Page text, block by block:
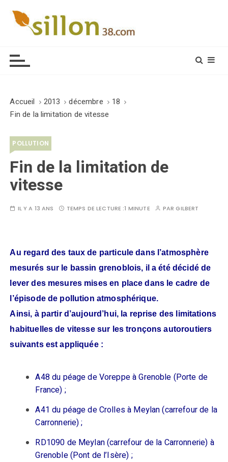
Accueil 2013 décembre
18
Fin de la limitation de vitesse
POLLUTION
Fin de la limitation de
vitesse
IL Y A 13 ANS TEMPS DE LECTURE :1 MINUTE PARGILBERT
Au regard des taux de particule dans l’atmosphère
mesurés sur le bassin grenoblois, il a été décidé de
lever des mesures mises en place dans le cadre de
l’épisode de pollution atmosphérique.
Ainsi, à partir d’aujourd’hui, la reprise des limitations
habituelles de vitesse sur les tronçons autoroutiers
suivants est appliquée :
A48 du péage de Voreppe à Grenoble (Porte de
France) ;
A41 du péage de Crolles à Meylan (carrefour de la
Carronnerie) ;
RD1090 de Meylan (carrefour de la Carronnerie) à
Grenoble (Pont de l’Isère) ;